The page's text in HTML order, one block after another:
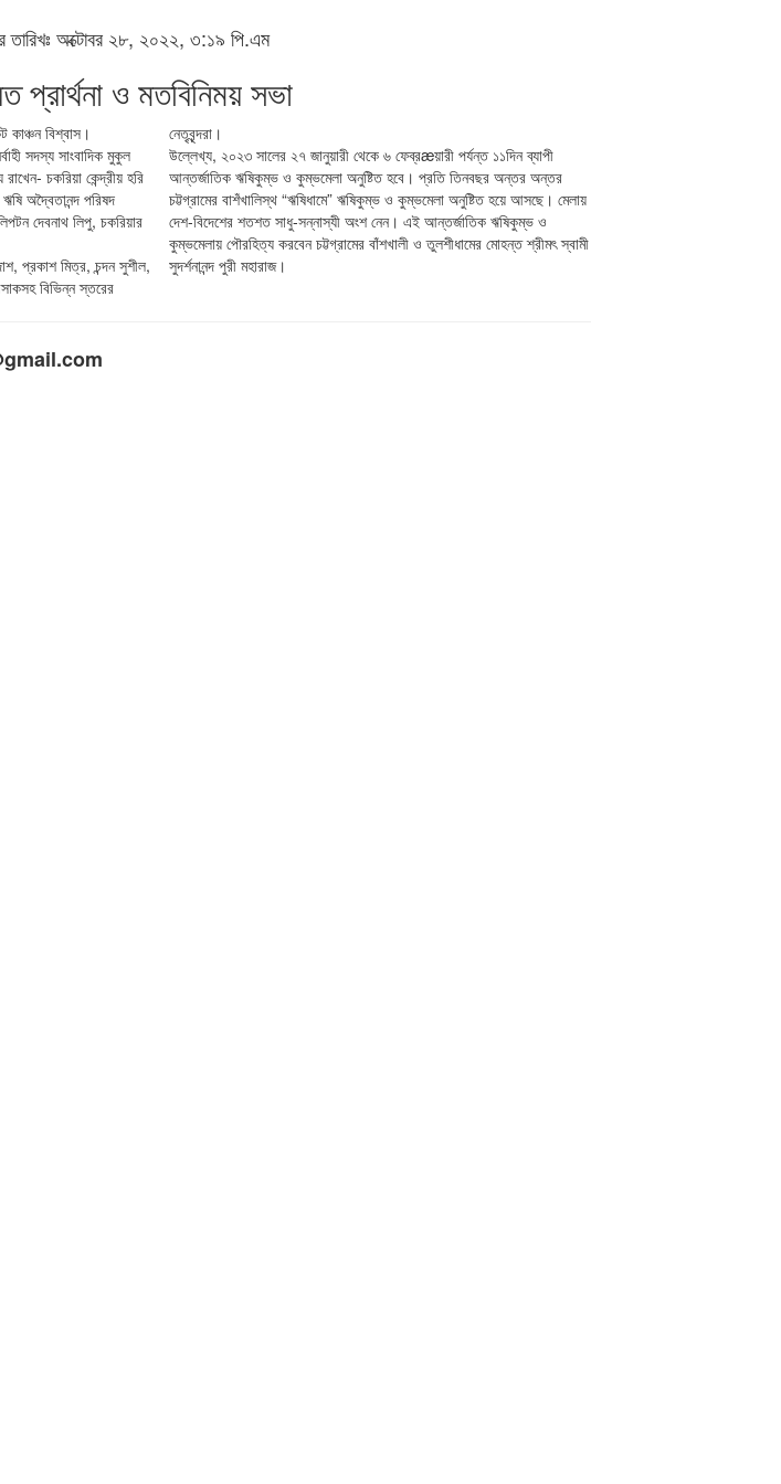
তারিখঃ অক্টোবর ২৮, ২০২২, ৩:১৯ পি.এম
ও মতবিনিময় সভা
কাঞ্চন বিশ্বাস।
সদস্য সাংবাদিক মুকুল
চকরিয়া কেন্দ্রীয় হরি
অদ্বৈতানন্দ পরিষদ
দেবনাথ লিপু, চকরিয়ার
প্রকাশ মিত্র, চন্দন সুশীল,
বিভিন্ন স্তরের
নেতৃবৃন্দরা।
উল্লেখ্য, ২০২৩ সালের ২৭ জানুয়ারী থেকে ৬ ফেব্রæয়ারী পর্যন্ত ১১দিন ব্যাপী
আন্তর্জাতিক ঋষিকুম্ভ ও কুম্ভমেলা অনুষ্টিত হবে। প্রতি তিনবছর অন্তর অন্তর
চট্টগ্রামের বাশঁখালিস্থ “ঋষিধামে” ঋষিকুম্ভ ও কুম্ভমেলা অনুষ্টিত হয়ে আসছে। মেলায়
দেশ-বিদেশের শতশত সাধু-সন্নাস্যী অংশ নেন। এই আন্তর্জাতিক ঋষিকুম্ভ ও
কুম্ভমেলায় পৌরহিত্য করবেন চট্টগ্রামের বাঁশখালী ও তুলশীধামের মোহন্ত শ্রীমৎ স্বামী
সুদর্শনানন্দ পুরী মহারাজ।